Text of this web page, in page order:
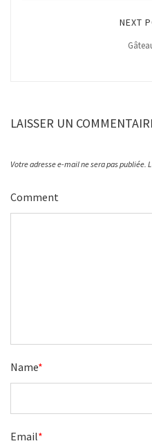
NEXT
LAISSER UN
Votre adresse e-mail ne sera pas publiée.
Comment
Name*
Email*